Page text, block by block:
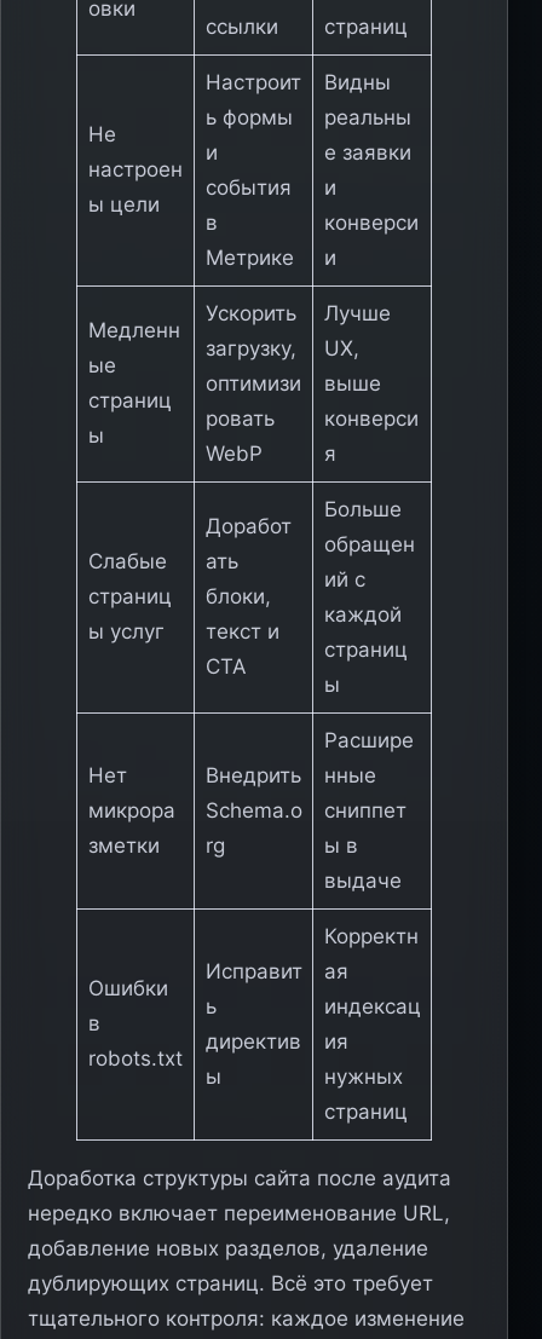
овки
ссылки
страниц
Не
настроен
ы цели
Настроит
ь формы
и
события
в
Метрике
Видны
реальны
е заявки
и
конверси
и
Медленн
ые
страниц
ы
Ускорить
загрузку,
оптимизи
ровать
WebP
Лучше
UX,
выше
конверси
я
Слабые
страниц
ы услуг
Доработ
ать
блоки,
текст и
CTA
Больше
обращен
ий с
каждой
страниц
ы
Нет
микрора
зметки
Внедрить
Schema.o
rg
Расшире
нные
сниппет
ы в
выдаче
Ошибки
в
robots.txt
Исправит
ь
директив
ы
Корректн
ая
индексац
ия
нужных
страниц
Доработка структуры сайта после аудита
нередко включает переименование URL,
добавление новых разделов, удаление
дублирующих страниц. Всё это требует
тщательного контроля: каждое изменение